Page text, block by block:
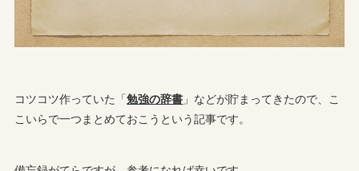
コツコツ作っていた「勉強の辞書 」などが貯まってきたので、こ
こいらで一つまとめておこうという記事です。